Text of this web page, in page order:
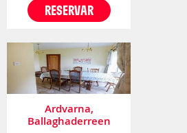
RESERVAR
Ardvarna,
Ballaghaderreen